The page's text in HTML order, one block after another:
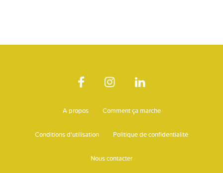
A propos Comment ça marche
Conditions d'utilisation Politique de confidentialité
Nous contacter